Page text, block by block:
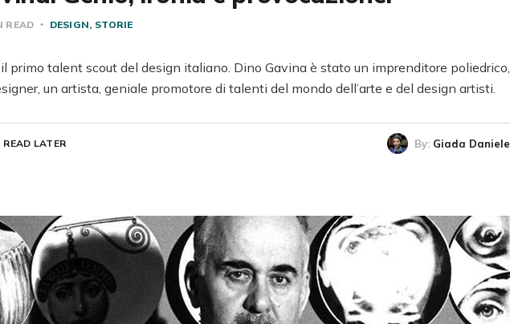
READ DESIGN STORIE
primo talent scout del design italiano. Dino Gavina è stato un imprenditore poliedrico,
un artista, geniale promotore di talenti del mondo dell’arte e del design artisti.
READ LATER By: Giada Daniele